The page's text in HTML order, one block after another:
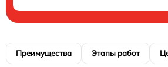
Преимущества Этапы работ